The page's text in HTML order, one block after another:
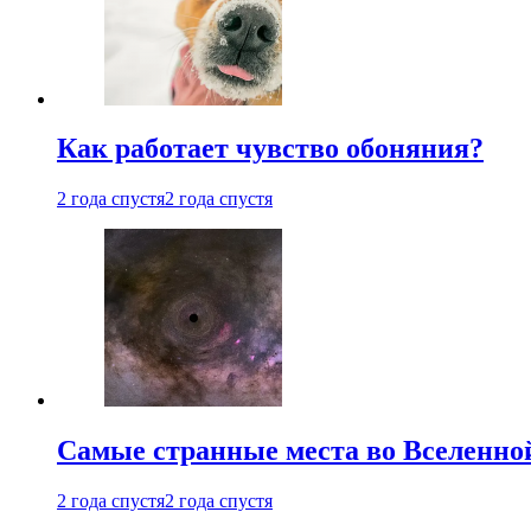
Как работает чувство обоняния?
2 года спустя2 года спустя
Самые странные места во
2 года спустя2 года спустя